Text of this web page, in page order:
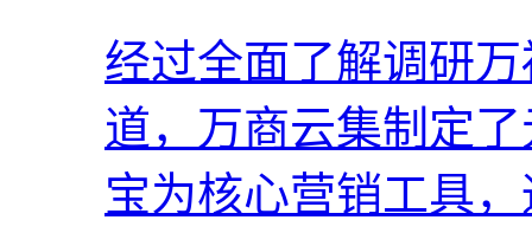
经过全面了解调研
道，万商云集制定
宝为核心营销工具